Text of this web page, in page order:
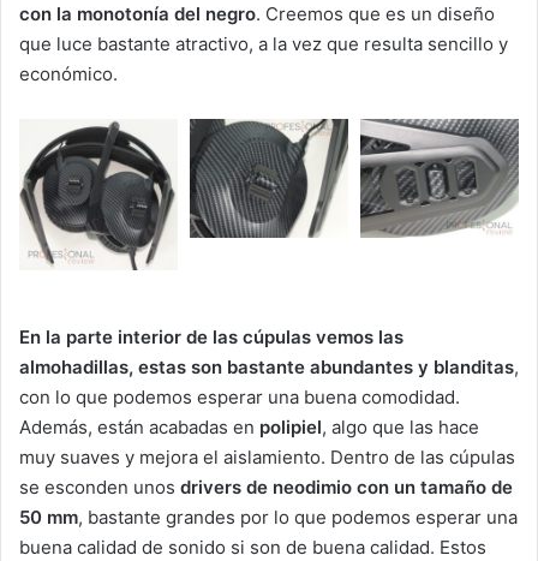
con la monotonía del negro. Creemos que es un diseño
que luce bastante atractivo, a la vez que resulta sencillo y
económico.
En la parte interior de las cúpulas vemos las
almohadillas, estas son bastante abundantes y blanditas,
con lo que podemos esperar una buena comodidad.
Además, están acabadas en polipiel, algo que las hace
muy suaves y mejora el aislamiento. Dentro de las cúpulas
se esconden unos drivers de neodimio con un tamaño de
50 mm, bastante grandes por lo que podemos esperar una
buena calidad de sonido si son de buena calidad. Estos